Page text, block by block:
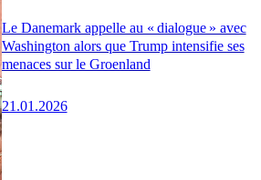
Le Danemark appelle au « dialogue » avec
Washington alors que Trump intensifie ses
menaces sur le Groenland
21.01.2026